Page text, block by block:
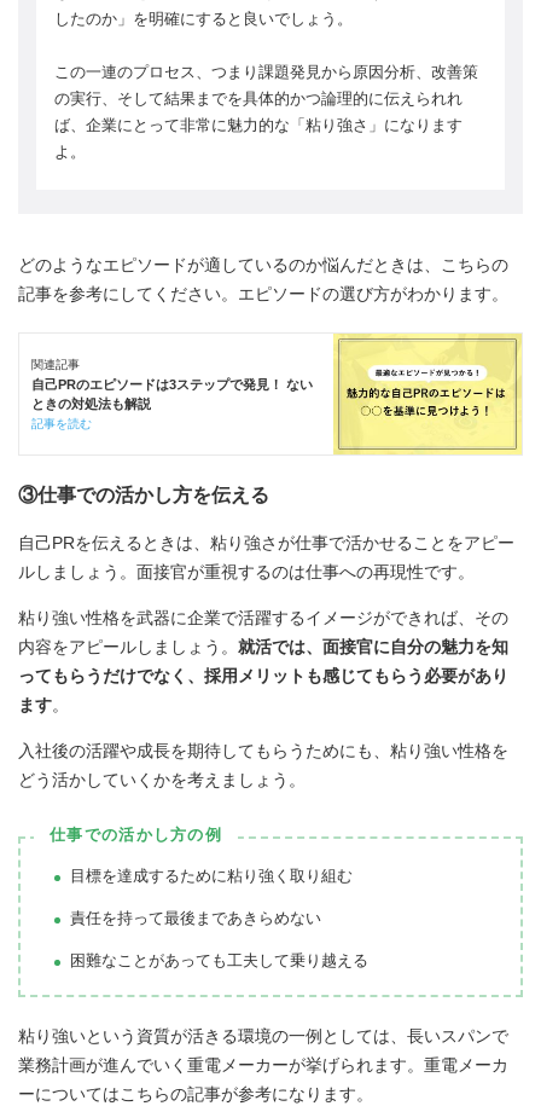
したのか」を明確にすると良いでしょう。
この一連のプロセス、つまり課題発見から原因分析、改善策
の実行、そして結果までを具体的かつ論理的に伝えられれ
ば、企業にとって非常に魅力的な「粘り強さ」になります
よ。
どのようなエピソードが適しているのか悩んだときは、こちらの
記事を参考にしてください。エピソードの選び方がわかります。
関連記事
自己PRのエピソードは3ステップで発見！ ない
ときの対処法も解説
記事を読む
③仕事での活かし方を伝える
自己PRを伝えるときは、粘り強さが仕事で活かせることをアピー
ルしましょう。面接官が重視するのは仕事への再現性です。
粘り強い性格を武器に企業で活躍するイメージができれば、その
内容をアピールしましょう。 就活では、面接官に自分の魅力を知
ってもらうだけでなく、採用メリットも感じてもらう必要があり
ます。
入社後の活躍や成長を期待してもらうためにも、粘り強い性格を
どう活かしていくかを考えましょう。
仕事での活かし方の例
目標を達成するために粘り強く取り組む
責任を持って最後まであきらめない
困難なことがあっても工夫して乗り越える
粘り強いという資質が活きる環境の一例としては、長いスパンで
業務計画が進んでいく重電メーカーが挙げられます。重電メーカ
ーについてはこちらの記事が参考になります。